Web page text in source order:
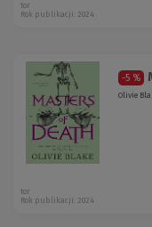
tor
Rok publikacji: 2024
-5 %
Olivie
tor
Rok publikacji: 2024